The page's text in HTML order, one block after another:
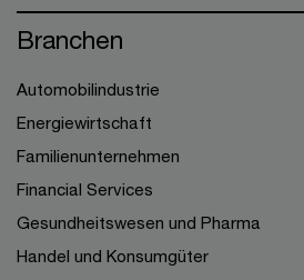
Branchen
Automobilindustrie
Energiewirtschaft
Familienunternehmen
Financial Services
Gesundheitswesen und Pharma
Handel und Konsumgüter